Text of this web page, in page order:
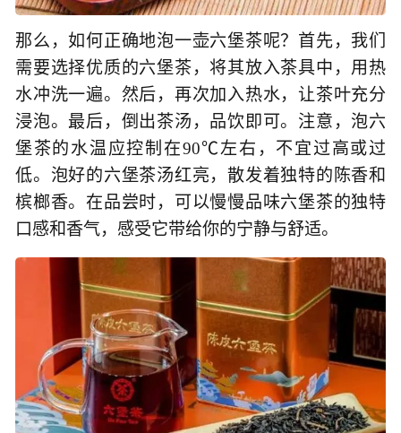
那么，如何正确地泡一壶六堡茶呢？首先，我们
需要选择优质的六堡茶，将其放入茶具中，用热
水冲洗一遍。然后，再次加入热水，让茶叶充分
浸泡。最后，倒出茶汤，品饮即可。注意，泡六
堡茶的水温应控制在90℃左右，不宜过高或过
低。泡好的六堡茶汤红亮，散发着独特的陈香和
槟榔香。在品尝时，可以慢慢品味六堡茶的独特
口感和香气，感受它带给你的宁静与舒适。